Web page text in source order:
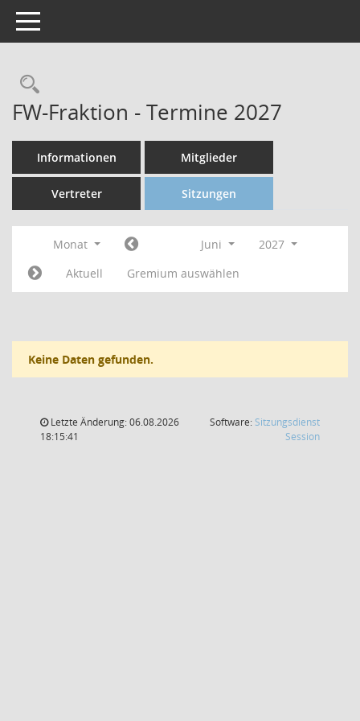
Toggle navigation
FW-Fraktion - Termine 2027
Informationen Mitglieder
Vertreter Sitzungen
Monat Juni
2027
Aktuell
Gremium auswählen
Keine Daten gefunden.
Letzte Änderung: 06.08.2026
18:15:41
Software: Sitzungsdienst
Session(Wird in